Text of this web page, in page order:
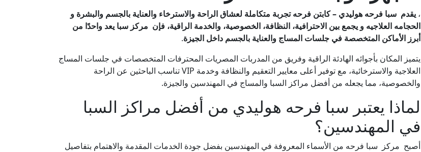
، يقدم سبا فرحه هوليدي – كابتن فرحه تجربة متكاملة لعشاق الراحة والاسترخاء والعناية بالجسم والبشرة و
الحجامه العلاجيه و يجمع بين الاحترافية، النظافة، الخصوصية، والخدمة الراقية، فإن مركز سبا يعد واحدًا من
أبرز الأماكن المتخصصة في جلسات المساج والعناية بالجسم داخل الجيزة.
يتميز المكان بأجوائه الهادئة الراقية وفريق من المدربات المصريات المحترفات المتخصصات في جلسات المساج
العلاجية والاسترخائية، مع توفير أعلى معايير التعقيم والنظافة وخدمة VIP تناسب الباحثين عن الراحة
والخصوصية، مما يجعله من أفضل مراكز السبا والمساج في المهندسين والجيزة.
لماذا يعتبر سبا فرحه هوليدي من أفضل مراكز السبا
في المهندسين؟
أصبح مركز سبا فرحه من الأسماء المعروفة في المهندسين بفضل جودة الخدمات المقدمة والاهتمام بتفاصيل